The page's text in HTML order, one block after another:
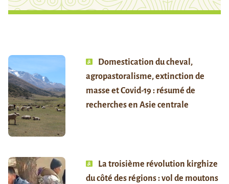
Domestication du cheval,
agropastoralisme, extinction de
masse et Covid-19 : résumé de
recherches en Asie centrale
La troisième révolution kirghize
du côté des régions : vol de moutons